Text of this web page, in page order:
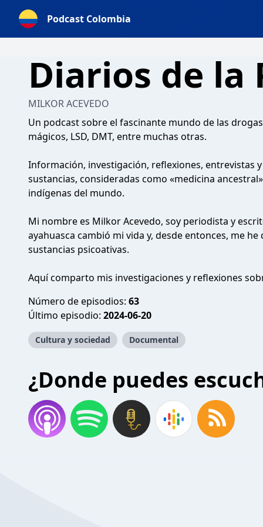
Podcast Colombia
Diarios de la
MILKOR ACEVEDO
Un podcast sobre el fascinante mundo de las
mágicos, LSD, DMT, entre muchas otras.
Información, investigación, reflexiones, entrevistas
sustancias, consideradas como «medicina
indígenas del mundo.
Mi nombre es Milkor Acevedo, soy periodista y
ayahuasca cambió mi vida y, desde entonces, me
sustancias psicoativas.
Aquí comparto mis investigaciones y reflexiones
Número de episodios: 63
Último episodio: 2024-06-20
Cultura y sociedad Documental
¿Donde puedes